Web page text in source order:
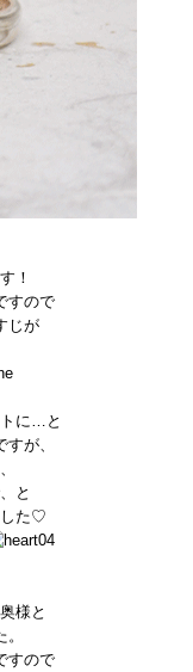
！
すので
じが
に…と
が、
と
した♡
様と
すので